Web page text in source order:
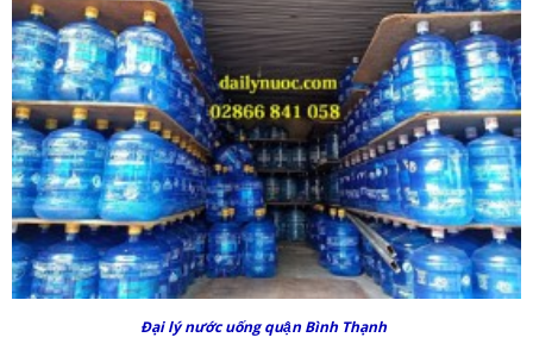
Đại lý nước uống quận Bình Thạnh